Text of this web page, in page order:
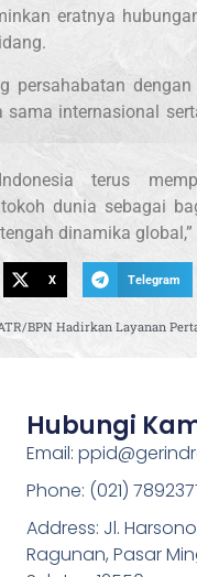
eratnya
persahabatan
internasional
terus
dunia sebagai
dinamika global,”
X Telegram
Hubungi
Email:
Phone: (021)
Address: Jl.
Ragunan, Pasar